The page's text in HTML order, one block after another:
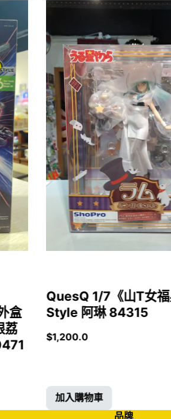
盒
荔
QuesQ 1/7《山T女
Style 阿琳 84315
$1,200.0
加入購物車
品牌